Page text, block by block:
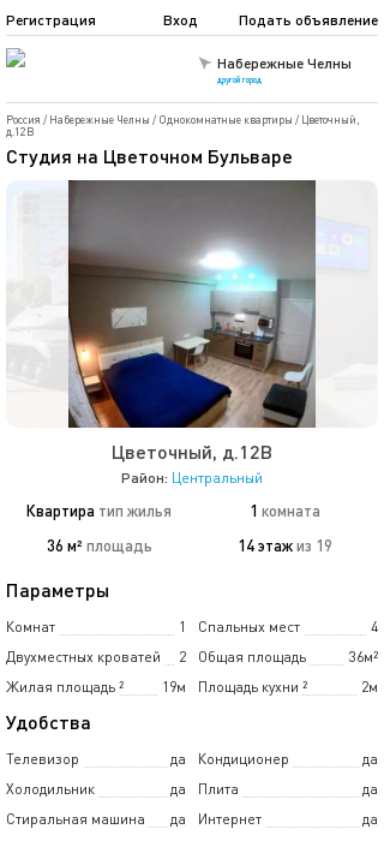
Набережные Челны
другой город
Подать объявление
Регистрация Вход
Россия / Набережные Челны / Однокомнатные квартиры / Цветочный,
д.12В
Студия на Цветочном Бульваре
Цветочный, д.12В
Район: Центральный
Квартира тип жилья 1 комната
36 м² площадь 14 этажиз 19
Параметры
Комнат 1 Спальных мест
4
Двухместных кроватей
2 Общая площадь
36м²
Жилая площадь
19м
² Площадь кухни 2м
²
Удобства
Телевизор да Кондиционер
да
Холодильник
да Плита
да
Стиральная машина
да Интернет да